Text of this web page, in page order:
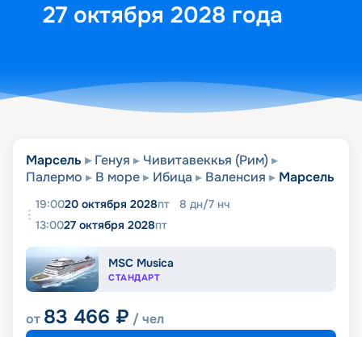
27 октября 2028 года
Марсель Генуя
Чивитавеккья (Рим)
Палермо
В море Ибица Валенсия Марсель
19:0020 октября 2028пт 8 дн/7 нч
13:0027 октября 2028пт
MSC Musica
СТАНДАРТ
от 83 466 ₽ / чел